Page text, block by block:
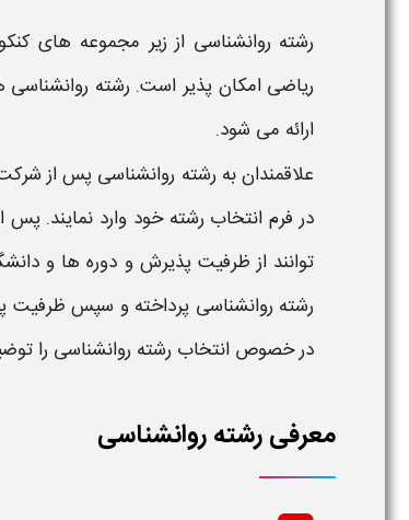
رشته روانشناسی از زیر مجموعه های
ریاضیامکان پذیر است. رشته روانشناسی
ارائه می شود.
علاقمندان به رشته روانشناسی پس از
در فرم انتخاب رشتهخود وارد نمایند. پس
توانند از ظرفیتپذیرش و دوره ها و
رشته روانشناسی پرداخته و سپس ظرفیت
در خصوص انتخاب رشته روانشناسی را
معرفی رشته روانشناسی